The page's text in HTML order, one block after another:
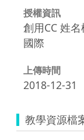
授權資訊
創用CC 姓
國際
上傳時間
2018-12-31
教學資源檔